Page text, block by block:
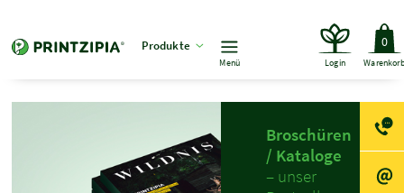
Produkte
Menü Login
0
Broschüren
/ Kataloge
– unser